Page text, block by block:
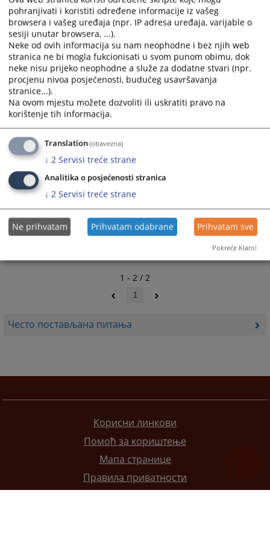
Често постављана питања
calendar
and
select
a
date.
Press
the
question
mark
key
get
the
keyboard
shortcuts
for
changing
dates.
calendar
and
select
a
date.
Press
question
mark
key
to
get
keyboard
shortcuts
for
changing
dates.
Окружног суда у Требињу?
28.09.2010.
Признање страних судских и
арбитражних одлука
Шта је потребно да би се признала и извршила
арбитражна одлука?
1 - 2 / 2
1
Корисни линкови
Помоћ за кориштење
Мапа странице
Правила приватности
pohranjivati i koristiti određene informacije iz vašeg
browsera i vašeg uređaja (npr. IP adresa uređaja, varijable o
sesiji unutar browsera, ...).
Neke od ovih informacija su nam neophodne i bez njih web
stranica ne bi mogla fukcionisati u svom punom obimu, dok
neke nisu prijeko neophodne a služe za dodatne stvari (npr.
procjenu nivoa posjećenosti, budućeg usavršavanja
stranice...).
Na ovom mjestu možete dozvoliti ili uskratiti pravo na
korištenje tih informacija.
Translation(obavezna)
↓ 2 Servisi treće strane
Analitika o posjećenosti stranica
↓ 2 Servisi treće strane
Ne prihvatam Prihvatam odabrane Prihvatam sve
Pokreće Klaro!